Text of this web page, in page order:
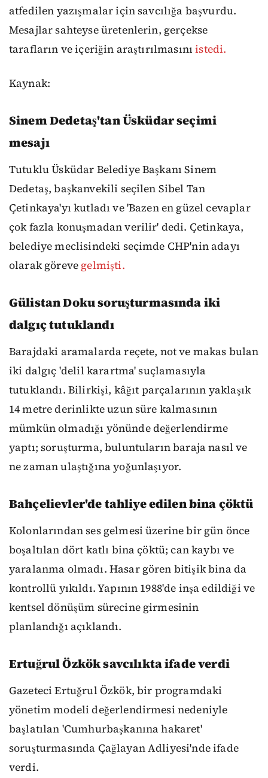
atfedilen yazışmalar için savcılığa başvurdu.
Mesajlar sahteyse üretenlerin, gerçekse
tarafların ve içeriğin araştırılmasınıistedi.
Kaynak:
Sinem Dedetaş'tan Üsküdar seçimi
mesajı
Tutuklu Üsküdar Belediye Başkanı Sinem
Dedetaş, başkanvekili seçilen Sibel Tan
Çetinkaya'yı kutladı ve 'Bazen en güzel cevaplar
çok fazla konuşmadan verilir' dedi. Çetinkaya,
belediye meclisindeki seçimde CHP'nin adayı
olarak göreve gelmişti.
Gülistan Doku soruşturmasında iki
dalgıç tutuklandı
Barajdaki aramalarda reçete, not ve makas bulan
iki dalgıç 'delil karartma' suçlamasıyla
tutuklandı. Bilirkişi, kâğıt parçalarının yaklaşık
14 metre derinlikte uzun süre kalmasının
mümkün olmadığı yönünde değerlendirme
yaptı; soruşturma, buluntuların baraja nasıl ve
ne zaman ulaştığına yoğunlaşıyor.
Bahçelievler'de tahliye edilen bina çöktü
Kolonlarından ses gelmesi üzerine bir gün önce
boşaltılan dört katlı bina çöktü; can kaybı ve
yaralanma olmadı. Hasar gören bitişik bina da
kontrollü yıkıldı. Yapının 1988'de inşa edildiği ve
kentsel dönüşüm sürecine girmesinin
planlandığı açıklandı.
Ertuğrul Özkök savcılıkta ifade verdi
Gazeteci Ertuğrul Özkök, bir programdaki
yönetim modeli değerlendirmesi nedeniyle
başlatılan 'Cumhurbaşkanına hakaret'
soruşturmasında Çağlayan Adliyesi'nde ifade
verdi.